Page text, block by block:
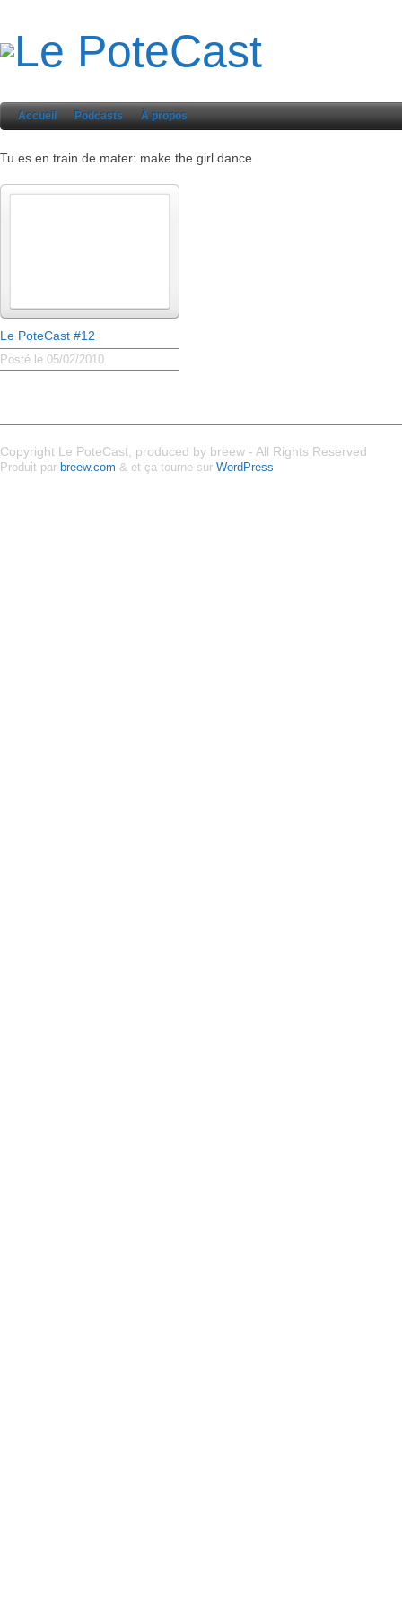
Accueil Podcasts À propos
Tu es en train de mater: make the girl dance
Le PoteCast #12
Posté le 05/02/2010
Copyright Le PoteCast, produced by breew - All Rights Reserved
Produit par breew.com & et ça tourne sur WordPress